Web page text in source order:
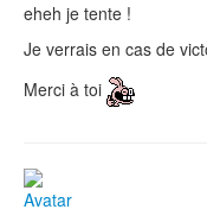
eheh je tente !
Je verrais en cas de
Merci à toi